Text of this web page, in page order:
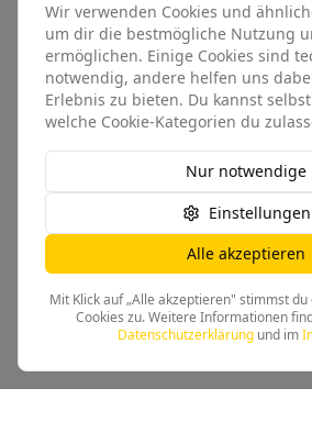
Wir verwenden Cookies und
um dir die bestmögliche Nutzung
ermöglichen. Einige Cookies sind
notwendig, andere helfen uns
Erlebnis zu bieten. Du kannst
welche Cookie-Kategorien du
Nur notwendige
Einstellungen
Alle akzeptieren
Mit Klick auf „Alle akzeptieren" stimmst
Cookies zu. Weitere Informationen
Datenschutzerklärung und im